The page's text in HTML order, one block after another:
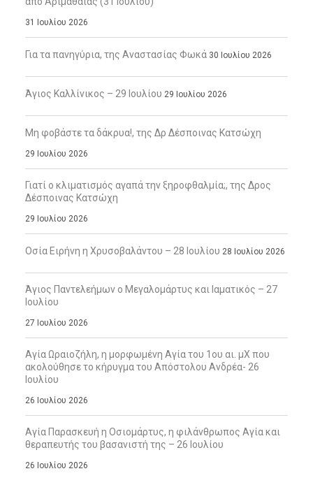
31 Ιουλίου 2026
Για τα πανηγύρια, της Αναστασίας Φωκά 30 Ιουλίου 2026
Άγιος Καλλίνικος – 29 Ιουλίου 29 Ιουλίου 2026
Μη φοβάστε τα δάκρυα!, της Δρ Δέσποινας Κατσώχη
29 Ιουλίου 2026
Γιατί ο κλιματισμός αγαπά την ξηροφθαλμία;, της Δρος
Δέσποινας Κατσώχη
29 Ιουλίου 2026
Οσία Ειρήνη η Χρυσοβαλάντου – 28 Ιουλίου 28 Ιουλίου 2026
Άγιος Παντελεήμων ο Μεγαλομάρτυς και Ιαματικός – 27
Ιουλίου
27 Ιουλίου 2026
Αγία Ωραιοζήλη, η μορφωμένη Αγία του 1ου αι. μΧ που
ακολούθησε το κήρυγμα του Απόστολου Ανδρέα- 26
Ιουλίου
26 Ιουλίου 2026
Αγία Παρασκευή η Οσιομάρτυς, η φιλάνθρωπος Αγία και
θεραπευτής του βασανιστή της – 26 Ιουλίου
26 Ιουλίου 2026